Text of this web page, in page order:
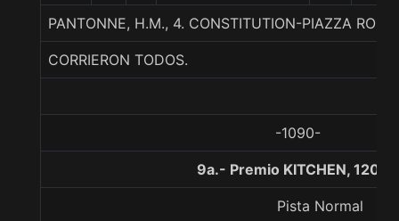
PANTONNE, H.M., 4. CONSTITUTION-PIAZZA
CORRIERON TODOS.
-1090-
9a.- Premio KITCHEN, 1200
Pista Normal